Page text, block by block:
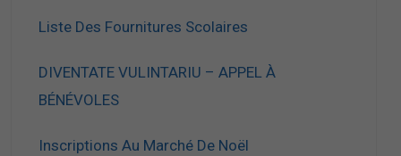
Liste Des Fournitures Scolaires
DIVENTATE VULINTARIU – APPEL À
BÉNÉVOLES
Inscriptions Au Marché De Noël